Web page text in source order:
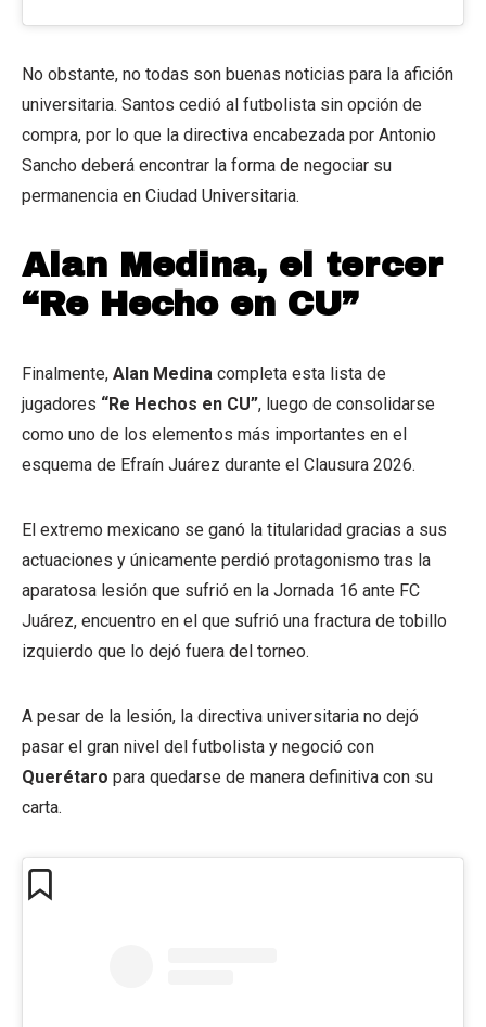
No obstante, no todas son buenas noticias para la afición
universitaria. Santos cedió al futbolista sin opción de
compra, por lo que la directiva encabezada por Antonio
Sancho deberá encontrar la forma de negociar su
permanencia en Ciudad Universitaria.
Alan Medina, el tercer
“Re Hecho en CU”
Finalmente, Alan Medina completa esta lista de
jugadores “Re Hechos en CU”, luego de consolidarse
como uno de los elementos más importantes en el
esquema de Efraín Juárez durante el Clausura 2026.
El extremo mexicano se ganó la titularidad gracias a sus
actuaciones y únicamente perdió protagonismo tras la
aparatosa lesión que sufrió en la Jornada 16 ante FC
Juárez, encuentro en el que sufrió una fractura de tobillo
izquierdo que lo dejó fuera del torneo.
A pesar de la lesión, la directiva universitaria no dejó
pasar el gran nivel del futbolista y negoció con
Querétaro para quedarse de manera definitiva con su
carta.